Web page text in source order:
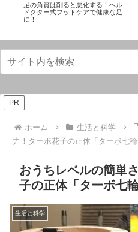
足の角質は削ると悪化する！ヘル
ドクター式フットケアで健康な足
に！
PR
ホーム 生活と科学
力！ターボ花子の正体「ターボ七輪
おうちレベルの簡単
子の正体「ターボ七輪
生活と科学